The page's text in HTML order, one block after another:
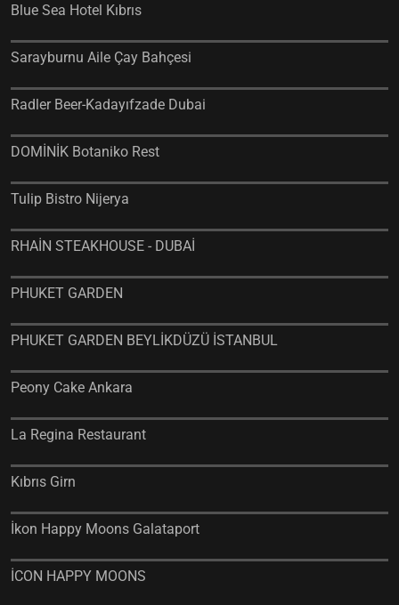
Blue Sea Hotel Kıbrıs
Sarayburnu Aile Çay Bahçesi
Radler Beer-Kadayıfzade Dubai
DOMİNİK Botaniko Rest
Tulip Bistro Nijerya
RHAİN STEAKHOUSE - DUBAİ
PHUKET GARDEN
PHUKET GARDEN BEYLİKDÜZÜ İSTANBUL
Peony Cake Ankara
La Regina Restaurant
Kıbrıs Girn
İkon Happy Moons Galataport
İCON HAPPY MOONS